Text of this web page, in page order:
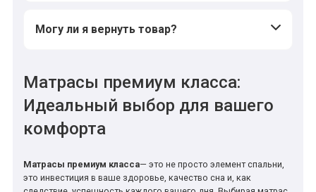
Могу ли я вернуть товар?
Матрасы премиум класса:
Идеальный выбор для вашего
комфорта
Матрасы премиум класса— это не просто элемент спальни,
это инвестиция в ваше здоровье, качество сна и, как